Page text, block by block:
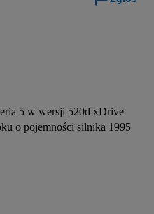
5 w wersji 520d xDrive
o pojemności silnika 1995